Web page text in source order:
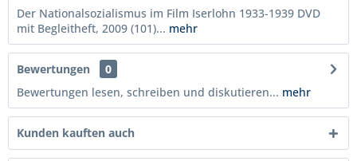
Der Nationalsozialismus im Film Iserlohn 1933-1939 DVD
mit Begleitheft, 2009 (101)... mehr
Bewertungen
0
Bewertungen lesen, schreiben und diskutieren... mehr
Kunden kauften auch